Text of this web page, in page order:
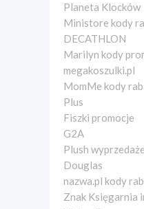
Planeta Klocków
Ministore kody
DECATHLON
Marilyn kody
megakoszulki.pl
MomMe kody
Plus
Fiszki promocje
G2A
Plush wyprzedaże
Douglas
nazwa.pl kody
Znak Księgarnia